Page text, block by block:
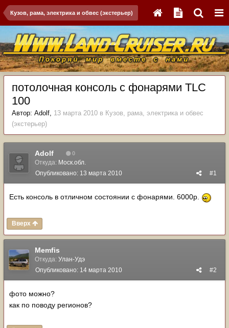
Кузов, рама, электрика и обвес (экстерьер)
потолочная консоль с фонарями TLC
100
Автор: Adolf, 13 марта 2010 в Кузов, рама, электрика и обвес
(экстерьер)
Adolf 0
Откуда: Моск.обл.
#1
Опубликовано: 13 марта 2010
Есть консоль в отличном состоянии с фонарями. 6000р.
Вверх
Memfis
Откуда: Улан-Удэ
#2
Опубликовано: 14 марта 2010
фото можно?
как по поводу регионов?